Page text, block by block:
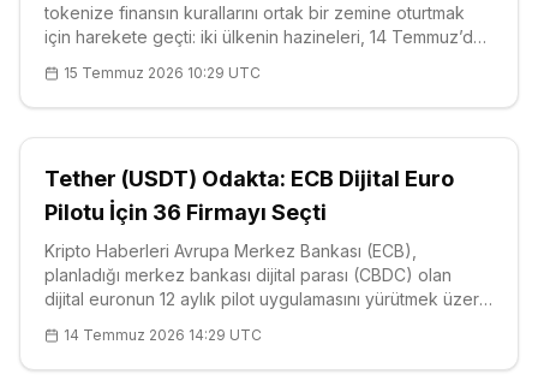
tokenize finansın kurallarını ortak bir zemine oturtmak
için harekete geçti: iki ülkenin hazineleri, 14 Temmuz’da
aracılığıyla 10 maddelik ortak bir yol haritası yayımladı.
Çerçev
15 Temmuz 2026 10:29 UTC
Tether (USDT) Odakta: ECB Dijital Euro
Pilotu İçin 36 Firmayı Seçti
Kripto Haberleri Avrupa Merkez Bankası (ECB),
planladığı merkez bankası dijital parası (CBDC) olan
dijital euronun 12 aylık pilot uygulamasını yürütmek üzere
50 başvuru arasından belirlenen bu grup; Deutsche
Bank, Revolut, Adyen, Sum
14 Temmuz 2026 14:29 UTC